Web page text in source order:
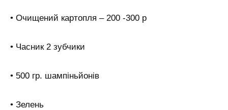
• Очищений картопля – 200 -300 р
• Часник 2 зубчики
• 500 гр. шампіньйонів
• Зелень